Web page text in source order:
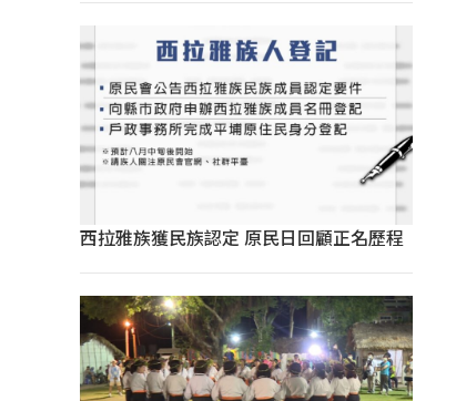
西拉雅族獲民族認定 原民日回顧正名歷程